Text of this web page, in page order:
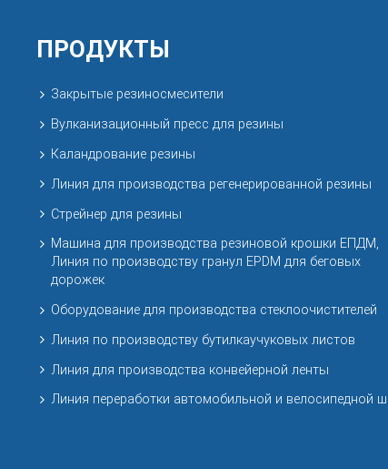
ПРОДУКТЫ
Закрытые резиносмесители
Вулканизационный пресс для резины
Каландрование резины
Линия для производства регенерированной резины
Стрейнер для резины
Машина для производства резиновой крошки ЕПДМ,
Линия по производству гранул EPDM для беговых
дорожек
Оборудование для производства стеклоочистителей
Линия по производству бутилкаучуковых листов
Линия для производства конвейерной ленты
Линия переработки автомобильной и велосипедной